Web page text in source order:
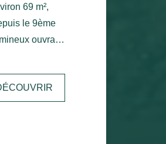
69 m²,
ouvrant
aperçu
avec placard,